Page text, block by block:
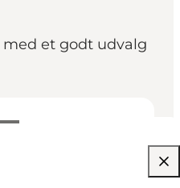
et godt udvalg